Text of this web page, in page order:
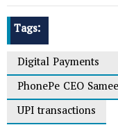
Tags:
Digital Payments
PhonePe CEO
UPI transactions